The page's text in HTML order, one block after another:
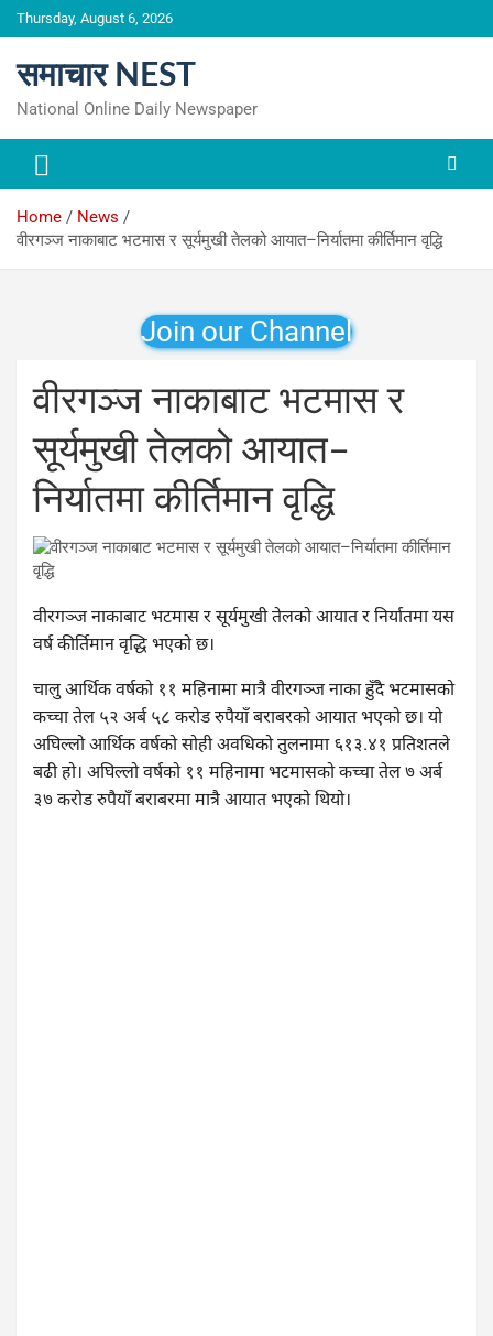
Skip
to
Thursday, August 6, 2026
समाचार NEST
National Online Daily Newspaper
Home
News
वीरगञ्ज नाकाबाट भटमास र सूर्यमुखी तेलको आयात–निर्यातमा कीर्तिमान वृद्धि
Join our Channel
वीरगञ्ज नाकाबाट भटमास र
सूर्यमुखी तेलको आयात–
निर्यातमा कीर्तिमान वृद्धि
वीरगञ्ज नाकाबाट भटमास र सूर्यमुखी तेलको आयात र निर्यातमा यस
वर्ष कीर्तिमान वृद्धि भएको छ।
चालु आर्थिक वर्षको ११ महिनामा मात्रै वीरगञ्ज नाका हुँदै भटमासको
कच्चा तेल ५२ अर्ब ५८ करोड रुपैयाँ बराबरको आयात भएको छ। यो
अघिल्लो आर्थिक वर्षको सोही अवधिको तुलनामा ६१३.४१ प्रतिशतले
बढी हो। अघिल्लो वर्षको ११ महिनामा भटमासको कच्चा तेल ७ अर्ब
३७ करोड रुपैयाँ बराबरमा मात्रै आयात भएको थियो।